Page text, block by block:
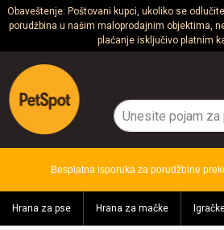
Obaveštenje: Poštovani kupci, ukoliko se
porudžbina u našim maloprodajnim objektima,
plaćanje isključivo platnim
Psi
Mačke
Glodari
Akvaristika
Teraristika
Besplatna isporuka za porudžbine
Hrana za pse Hrana za mačke